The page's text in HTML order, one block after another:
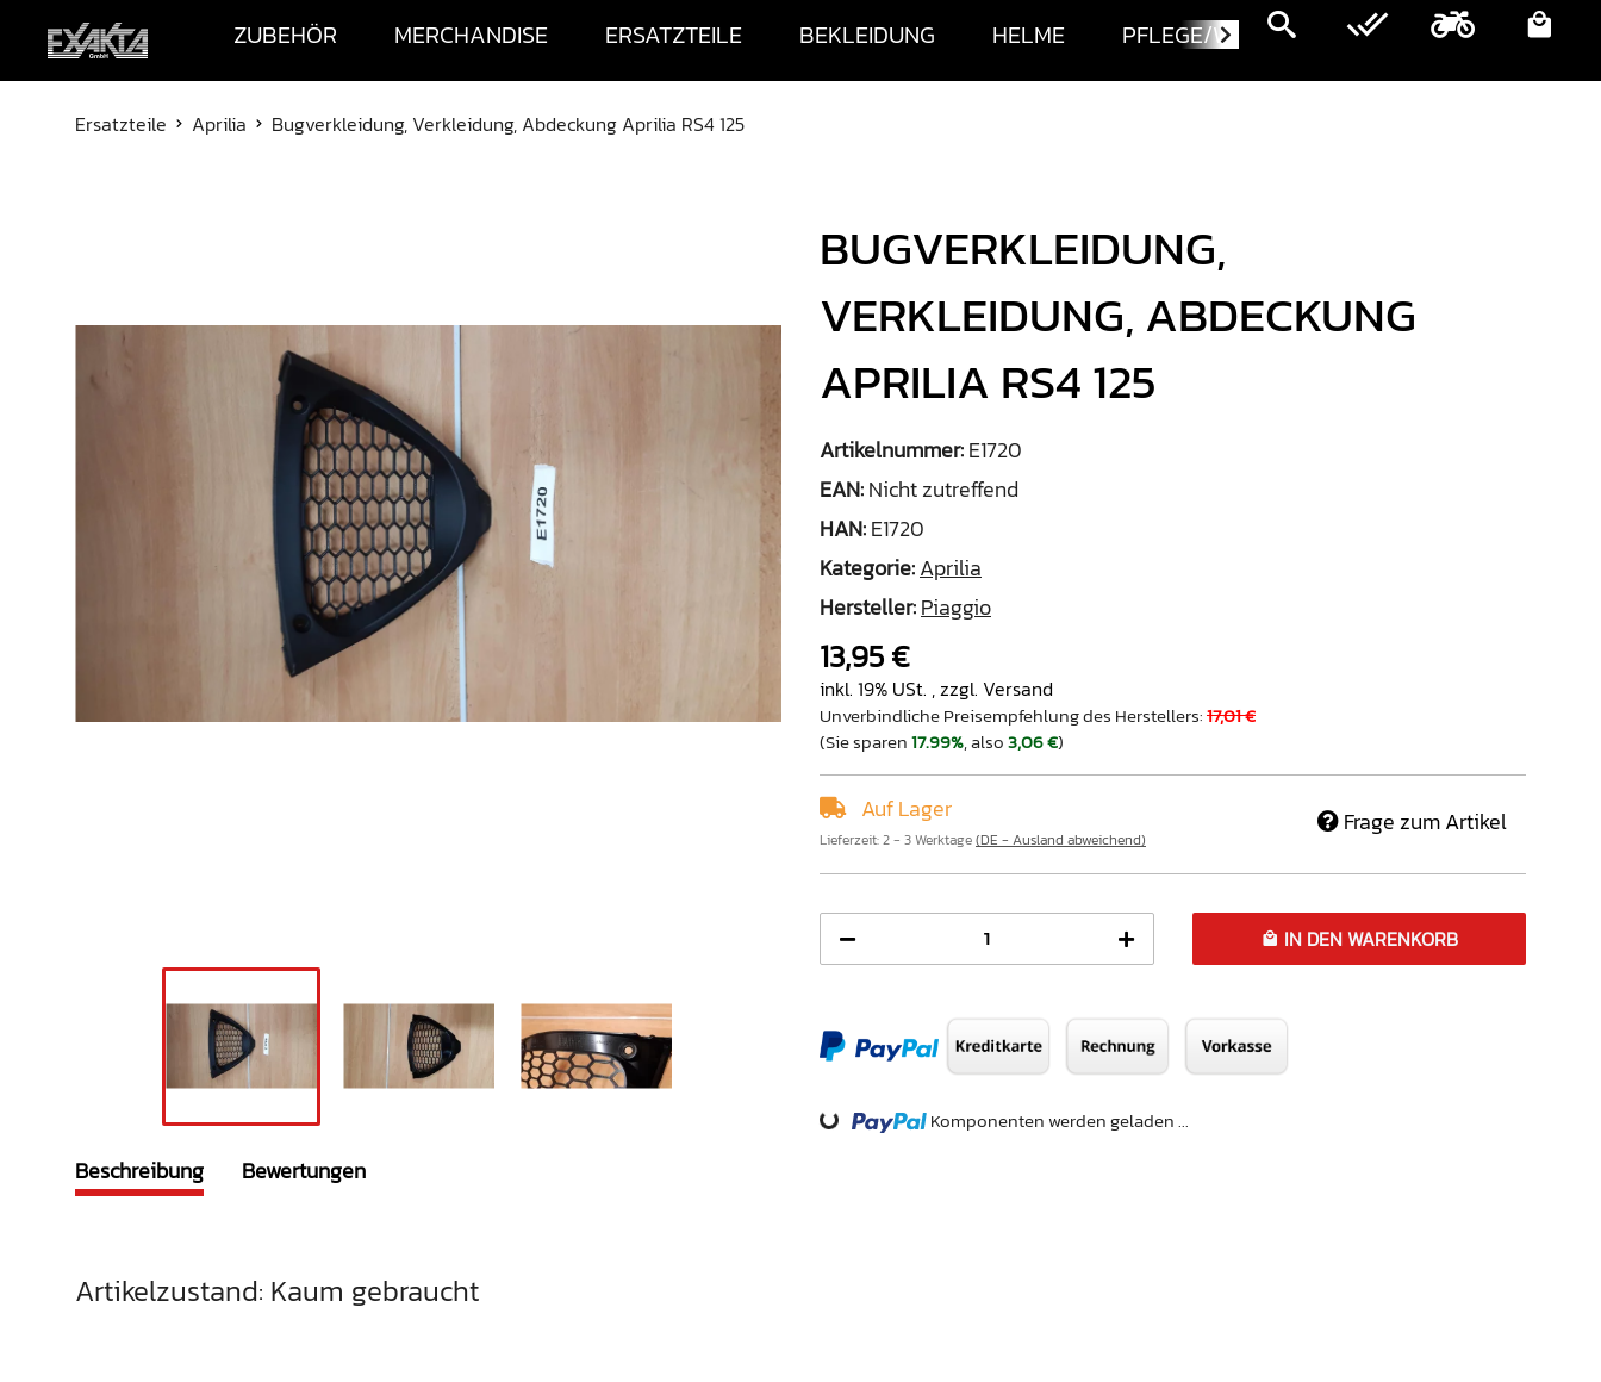
ZUBEHÖR MERCHANDISE ERSATZTEILE BEKLEIDUNG HELME PFLEGE/WARTUNG MOTORRÄDER
Ersatzteile Aprilia Bugverkleidung, Verkleidung, Abdeckung Aprilia RS4 125
BUGVERKLEIDUNG,
VERKLEIDUNG, ABDECKUNG
APRILIA RS4 125
Artikelnummer:E1720
EAN:Nicht zutreffend
HAN:E1720
Kategorie:Aprilia
Hersteller:Piaggio
13,95 €
inkl. 19% USt. , zzgl. Versand
Unverbindliche Preisempfehlung des Herstellers:17,01 €
(Sie sparen17.99%, also3,06 €)
Auf Lager
Lieferzeit:2 - 3 Werktage(DE - Ausland abweichend)
Frage zum Artikel
IN DEN WARENKORB
Komponenten werden geladen ...
Beschreibung Bewertungen
Artikelzustand: Kaum gebraucht